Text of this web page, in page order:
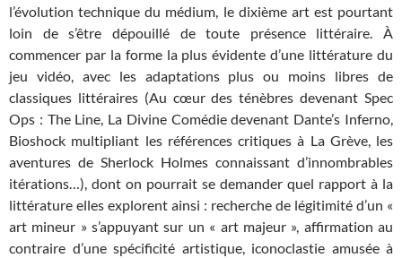
l’évolution technique du médium, le dixième art est pourtant
loin de s’être dépouillé de toute présence littéraire. À
commencer par la forme la plus évidente d’une littérature du
jeu vidéo, avec les adaptations plus ou moins libres de
classiques littéraires (Au cœur des ténèbres devenant Spec
Ops : The Line, La Divine Comédie devenant Dante’s Inferno,
Bioshock multipliant les références critiques à La Grève, les
aventures de Sherlock Holmes connaissant d’innombrables
itérations…), dont on pourrait se demander quel rapport à la
littérature elles explorent ainsi : recherche de légitimité d’un «
art mineur » s’appuyant sur un « art majeur », affirmation au
contraire d’une spécificité artistique, iconoclastie amusée à